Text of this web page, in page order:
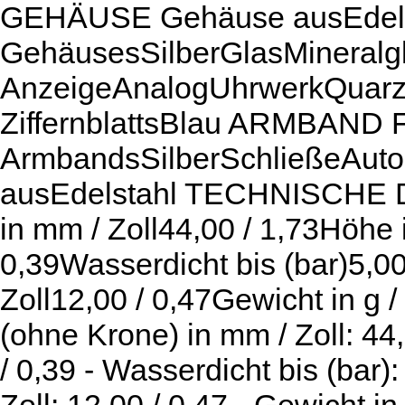
GEHÄUSE Gehäuse
ZiffernblattsBlau ARMBAND
ausEdelstahl TECHNISCHE
in mm / Zoll44,00 /
0,39Wasserdicht bis
Zoll12,00 / 0,47Gewicht in g
(ohne Krone) in mm / Zoll:
/ 0,39 - Wasserdicht bis